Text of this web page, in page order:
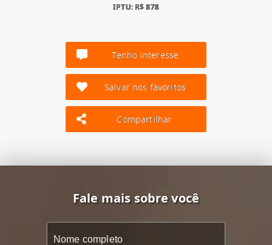
IPTU: R$ 878
Tenho interesse
Salvar nos favoritos
Compartilhar
Fale mais sobre você